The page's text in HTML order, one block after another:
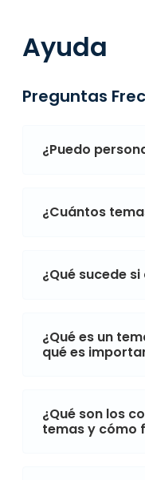
Ayuda
Preguntas
¿Puedo
¿Cuántos
¿Qué sucede
¿Qué es un
qué es
¿Qué son los
temas y cómo